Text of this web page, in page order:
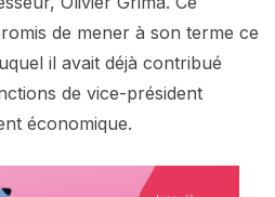
de mener à son terme ce
il avait déjà contribué
de vice-président
économique.